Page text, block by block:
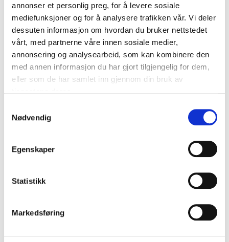
annonser et personlig preg, for å levere sosiale
mediefunksjoner og for å analysere trafikken vår. Vi deler
dessuten informasjon om hvordan du bruker nettstedet
vårt, med partnerne våre innen sosiale medier,
annonsering og analysearbeid, som kan kombinere den
med annen informasjon du har gjort tilgjengelig for dem,
eller som de har samlet inn gjennom din bruk av
Nødvendig
Egenskaper
Statistikk
Markedsføring
4,1m2
L=235cm
dia=15,5cm